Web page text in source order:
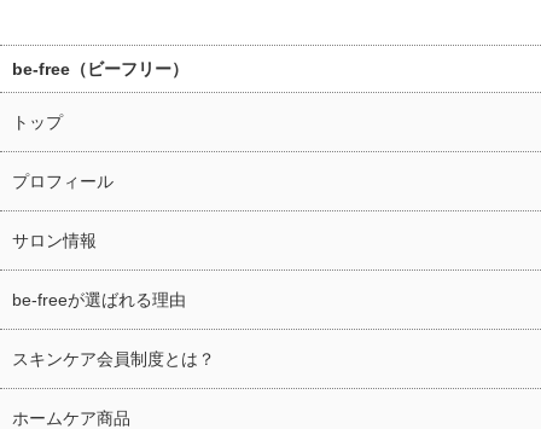
be-free（ビーフリー）
トップ
プロフィール
サロン情報
be-freeが選ばれる理由
スキンケア会員制度とは？
ホームケア商品